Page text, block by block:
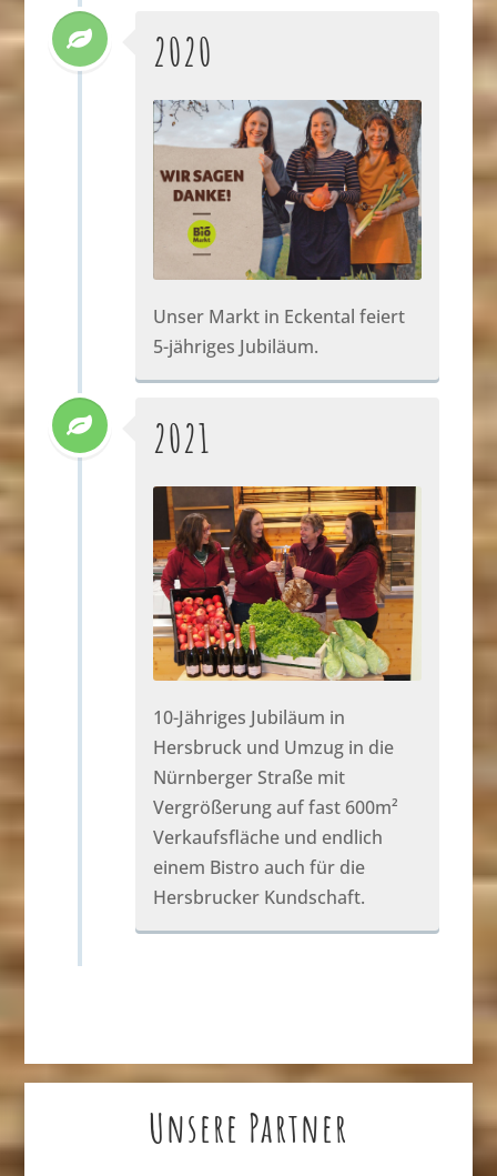
2020
Unser Markt in Eckental feiert
5-jähriges Jubiläum.
2021
10-Jähriges Jubiläum in
Hersbruck und Umzug in die
Nürnberger Straße mit
Vergrößerung auf fast 600m²
Verkaufsfläche und endlich
einem Bistro auch für die
Hersbrucker Kundschaft.
Unsere Partner